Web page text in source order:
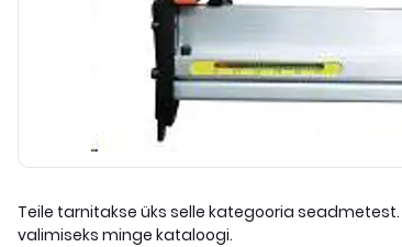
Teile tarnitakse üks selle kategooria
valimiseks minge kataloogi.